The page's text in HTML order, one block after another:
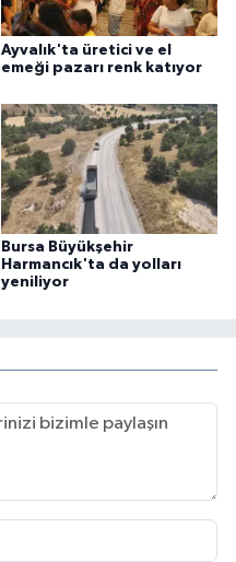
Ayvalık'ta üretici ve el
emeği pazarı renk katıyor
Bursa Büyükşehir
Harmancık'ta da yolları
yeniliyor